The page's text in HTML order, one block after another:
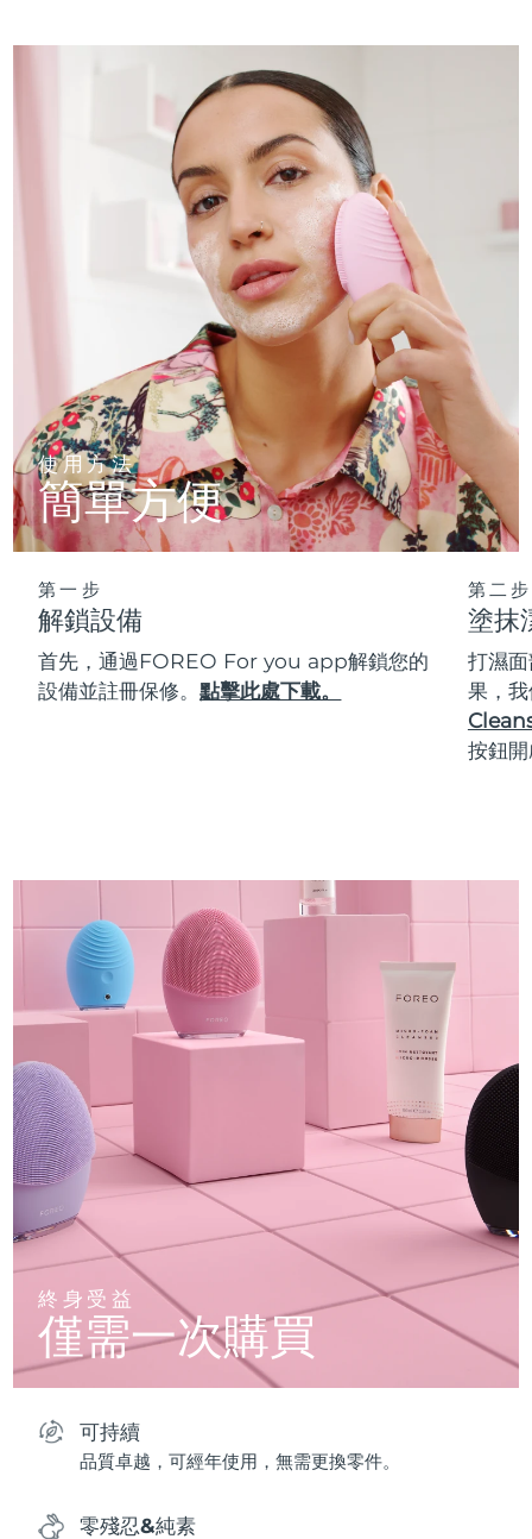
使用方法
簡單方便
第一步
解鎖設備
首先，通過FOREO For you app解鎖您的
設備並註冊保修。點擊此處下載。
第二步
塗抹
打濕
果，
按鈕
終身受益
僅需一次購買
可持續
品質卓越，可經年使用，無需更換零件。
零殘忍&純素